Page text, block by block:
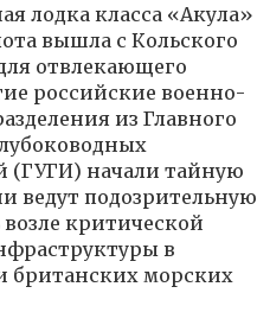
лодка класса «Акула»
вышла с Кольского
отвлекающего
российские военно-
из Главного
(ГУГИ) начали тайную
ведут подозрительную
возле критической
в
британских морских